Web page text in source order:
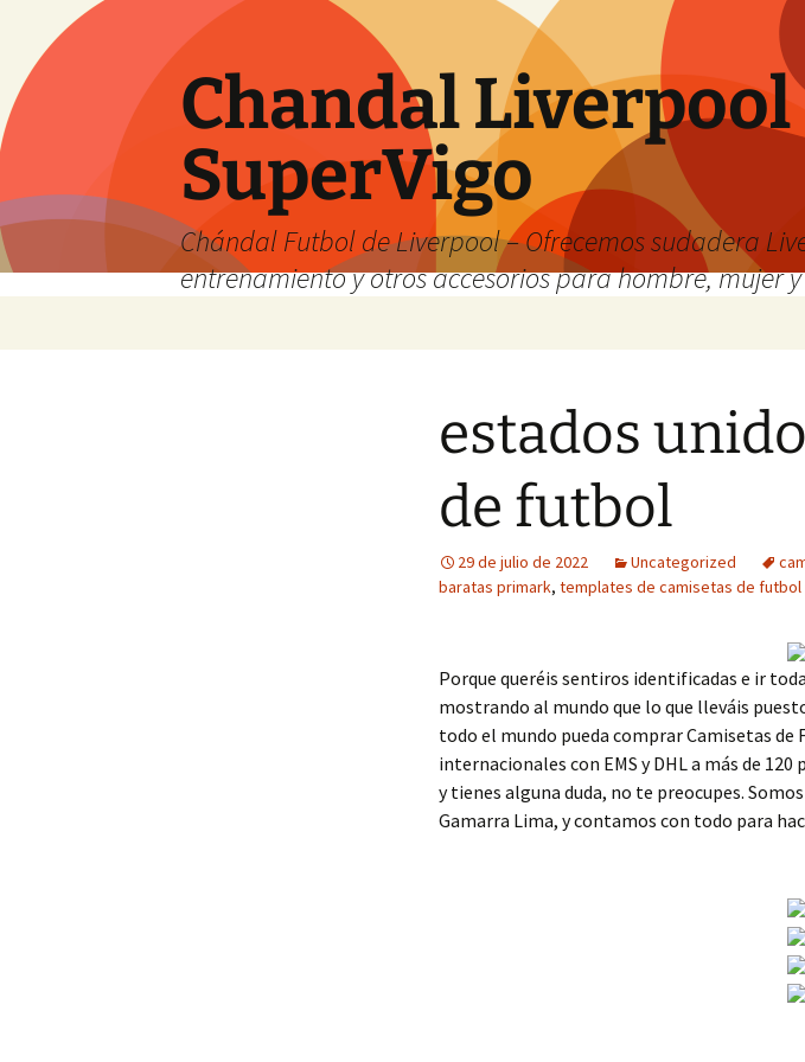
Chandal Liverpool
SuperVigo
Chándal Futbol de Liverpool – Ofrecemos sudadera
entrenamiento y otros accesorios para hombre, mujer
estados
de futbol
29 de julio de 2022 Uncategorized
baratas primark, templates de camisetas de futbol
Porque queréis sentiros identificadas e ir
mostrando al mundo que lo que lleváis
todo el mundo pueda comprar Camisetas
internacionales con EMS y DHL a más de
y tienes alguna duda, no te preocupes.
Gamarra Lima, y contamos con todo para